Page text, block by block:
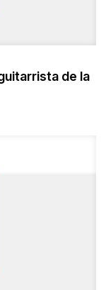
de la